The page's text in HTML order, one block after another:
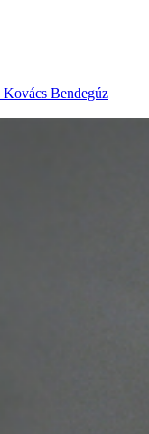
Kovács Bendegúz